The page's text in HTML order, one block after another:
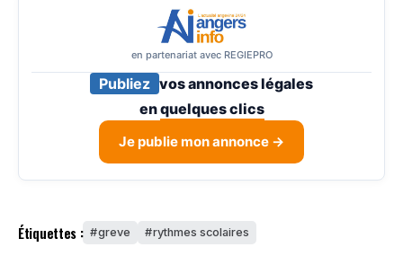
en partenariat avec REGIEPRO
Publiez vos annonces légales
enquelques clics
Je publie mon annonce →
Étiquettes : greve rythmes scolaires